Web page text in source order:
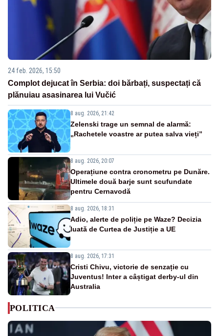
24 feb. 2026, 15:50
Complot dejucat în Serbia: doi bărbați, suspectați că
plănuiau asasinarea lui Vučić
8 aug. 2026, 21:42
Zelenski trage un semnal de alarmă:
„Rachetele voastre ar putea salva vieți”
8 aug. 2026, 20:07
Operațiune contra cronometru pe Dunăre.
Ultimele două barje sunt scufundate
pentru Cernavodă
8 aug. 2026, 18:31
Adio, alerte de poliție pe Waze? Decizia
luată de Curtea de Justiție a UE
8 aug. 2026, 17:31
Cristi Chivu, victorie de senzație cu
Juventus! Inter a câștigat derby-ul din
Australia
POLITICA